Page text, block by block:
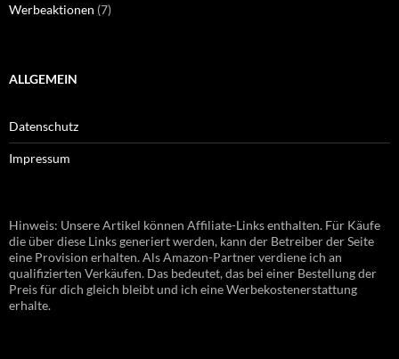
Werbeaktionen (7)
ALLGEMEIN
Datenschutz
Impressum
Hinweis: Unsere Artikel können Affiliate-Links enthalten. Für Käufe
die über diese Links generiert werden, kann der Betreiber der Seite
eine Provision erhalten. Als Amazon-Partner verdiene ich an
qualifizierten Verkäufen. Das bedeutet, das bei einer Bestellung der
Preis für dich gleich bleibt und ich eine Werbekostenerstattung
erhalte.